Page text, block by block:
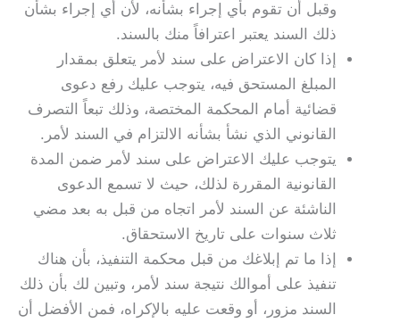
وقبل أن تقوم بأي إجراء بشأنه، لأن أي إجراء بشأن
ذلك السند يعتبر اعترافاً منك بالسند.
إذا كان الاعتراض على سند لأمر يتعلق بمقدار
المبلغ المستحق فيه، يتوجب عليك رفع دعوى
قضائية أمام المحكمة المختصة، وذلك تبعاً التصرف
القانوني الذي نشأ بشأنه الالتزام في السند لأمر.
يتوجب عليك الاعتراض على سند لأمر ضمن المدة
القانونية المقررة لذلك، حيث لا تسمع الدعوى
الناشئة عن السند لأمر اتجاه من قبل به بعد مضي
ثلاث سنوات على تاريخ الاستحقاق.
إذا ما تم إبلاغك من قبل محكمة التنفيذ، بأن هناك
تنفيذ على أموالك نتيجة سند لأمر، وتبين لك بأن ذلك
السند مزور، أو وقعت عليه بالإكراه، فمن الأفضل أن